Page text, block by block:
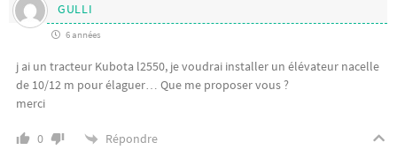
GULLI
6 années
j ai un tracteur Kubota l2550, je voudrai installer un élévateur nacelle
de 10/12 m pour élaguer… Que me proposer vous ?
merci
0 Répondre